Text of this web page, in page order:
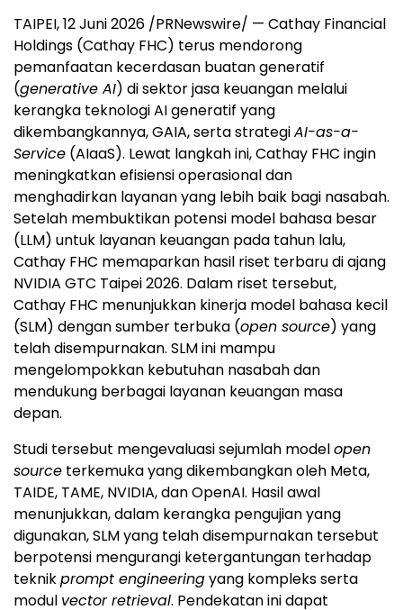
TAIPEI, 12 Juni 2026 /PRNewswire/ — Cathay Financial
Holdings (Cathay FHC) terus mendorong
pemanfaatan kecerdasan buatan generatif
(generative AI) di sektor jasa keuangan melalui
kerangka teknologi AI generatif yang
dikembangkannya, GAIA, serta strategiAI-as-a-
Service (AIaaS). Lewat langkah ini, Cathay FHC ingin
meningkatkan efisiensi operasional dan
menghadirkan layanan yang lebih baik bagi nasabah.
Setelah membuktikan potensi model bahasa besar
(LLM) untuk layanan keuangan pada tahun lalu,
Cathay FHC memaparkan hasil riset terbaru di ajang
NVIDIA GTC Taipei 2026. Dalam riset tersebut,
Cathay FHC menunjukkan kinerja model bahasa kecil
(SLM) dengan sumber terbuka (open source) yang
telah disempurnakan. SLM ini mampu
mengelompokkan kebutuhan nasabah dan
mendukung berbagai layanan keuangan masa
depan.
Studi tersebut mengevaluasi sejumlah modelopen
source terkemuka yang dikembangkan oleh Meta,
TAIDE, TAME, NVIDIA, dan OpenAI. Hasil awal
menunjukkan, dalam kerangka pengujian yang
digunakan, SLM yang telah disempurnakan tersebut
berpotensi mengurangi ketergantungan terhadap
teknikprompt engineeringyang kompleks serta
modul vector retrieval. Pendekatan ini dapat